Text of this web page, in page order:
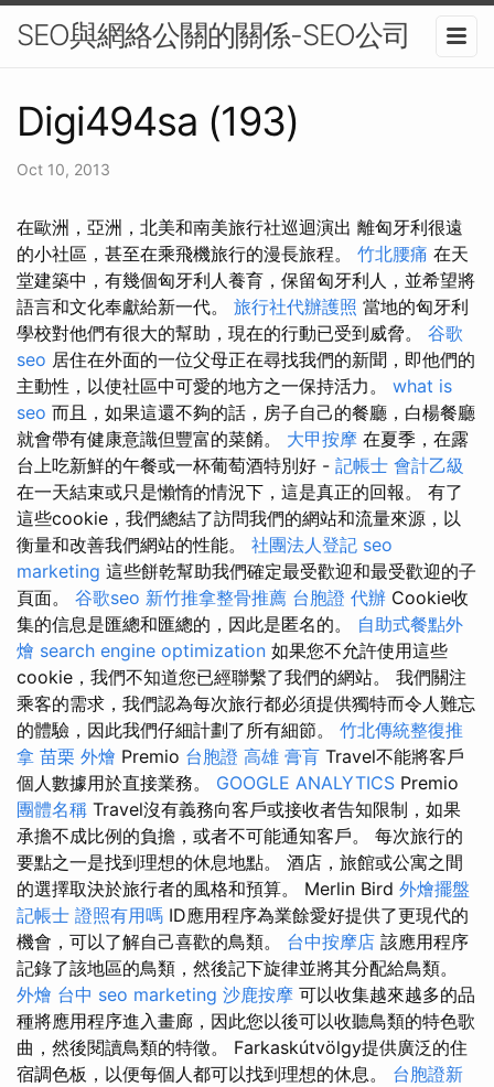
SEO與網絡公關的關係-SEO公司
Digi494sa (193)
Oct 10, 2013
在歐洲，亞洲，北美和南美旅行社巡迴演出 離匈牙利很遠
的小社區，甚至在乘飛機旅行的漫長旅程。 竹北腰痛 在天
堂建築中，有幾個匈牙利人養育，保留匈牙利人，並希望將
語言和文化奉獻給新一代。 旅行社代辦護照 當地的匈牙利
學校對他們有很大的幫助，現在的行動已受到威脅。 谷歌
seo 居住在外面的一位父母正在尋找我們的新聞，即他們的
主動性，以使社區中可愛的地方之一保持活力。 what is
seo 而且，如果這還不夠的話，房子自己的餐廳，白楊餐廳
就會帶有健康意識但豐富的菜餚。 大甲按摩 在夏季，在露
台上吃新鮮的午餐或一杯葡萄酒特別好 - 記帳士 會計乙級
在一天結束或只是懶惰的情況下，這是真正的回報。 有了
這些cookie，我們總結了訪問我們的網站和流量來源，以
衡量和改善我們網站的性能。 社團法人登記 seo
marketing 這些餅乾幫助我們確定最受歡迎和最受歡迎的子
頁面。 谷歌seo 新竹推拿整骨推薦 台胞證 代辦 Cookie收
集的信息是匯總和匯總的，因此是匿名的。 自助式餐點外
燴 search engine optimization 如果您不允許使用這些
cookie，我們不知道您已經聯繫了我們的網站。 我們關注
乘客的需求，我們認為每次旅行都必須提供獨特而令人難忘
的體驗，因此我們仔細計劃了所有細節。 竹北傳統整復推
拿 苗栗 外燴 Premio 台胞證 高雄 膏肓 Travel不能將客戶
個人數據用於直接業務。 GOOGLE ANALYTICS Premio
團體名稱 Travel沒有義務向客戶或接收者告知限制，如果
承擔不成比例的負擔，或者不可能通知客戶。 每次旅行的
要點之一是找到理想的休息地點。 酒店，旅館或公寓之間
的選擇取決於旅行者的風格和預算。 Merlin Bird 外燴擺盤
記帳士 證照有用嗎 ID應用程序為業餘愛好提供了更現代的
機會，可以了解自己喜歡的鳥類。 台中按摩店 該應用程序
記錄了該地區的鳥類，然後記下旋律並將其分配給鳥類。
外燴 台中 seo marketing 沙鹿按摩 可以收集越來越多的品
種將應用程序進入畫廊，因此您以後可以收聽鳥類的特色歌
曲，然後閱讀鳥類的特徵。 Farkaskútvölgy提供廣泛的住
宿調色板，以便每個人都可以找到理想的休息。 台胞證新